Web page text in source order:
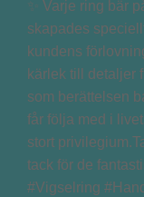
✨ Varje ring bär
skapades
kundens
kärlek till detaljer
som berättelsen
får följa med i
stort
tack för de
#Vigselring